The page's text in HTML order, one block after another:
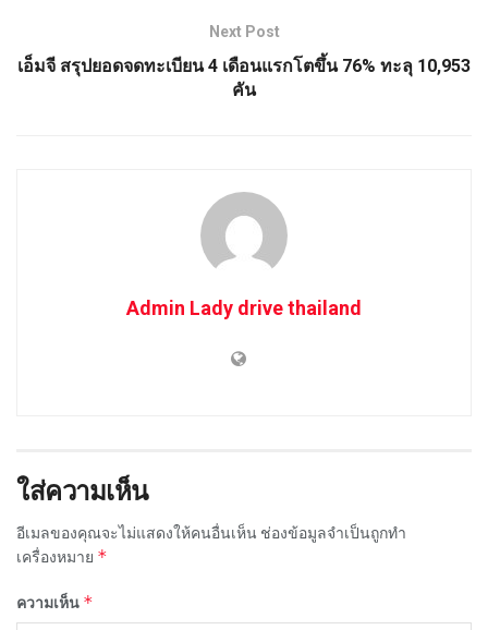
Next Post
เอ็มจี สรุปยอดจดทะเบียน 4 เดือนแรกโตขึ้น 76% ทะลุ 10,953
คัน
Admin Lady drive thailand
ใส่ความเห็น
อีเมลของคุณจะไม่แสดงให้คนอื่นเห็น ช่องข้อมูลจำเป็นถูกทำ
เครื่องหมาย *
ความเห็น *